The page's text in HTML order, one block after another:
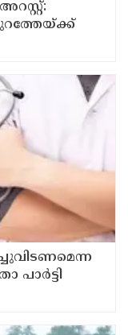
പാര്‍ട്ടി